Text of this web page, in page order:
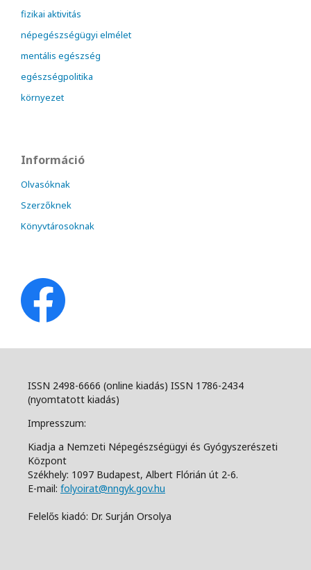
fizikai aktivitás
népegészségügyi elmélet
mentális egészség
egészségpolitika
környezet
Információ
Olvasóknak
Szerzőknek
Könyvtárosoknak
ISSN 2498-6666 (online kiadás) ISSN 1786-2434
(nyomtatott kiadás)
Impresszum:
Kiadja a Nemzeti Népegészségügyi és Gyógyszerészeti
Központ
Székhely: 1097 Budapest, Albert Flórián út 2-6.
E-mail: folyoirat@nngyk.gov.hu
Felelős kiadó: Dr. Surján Orsolya